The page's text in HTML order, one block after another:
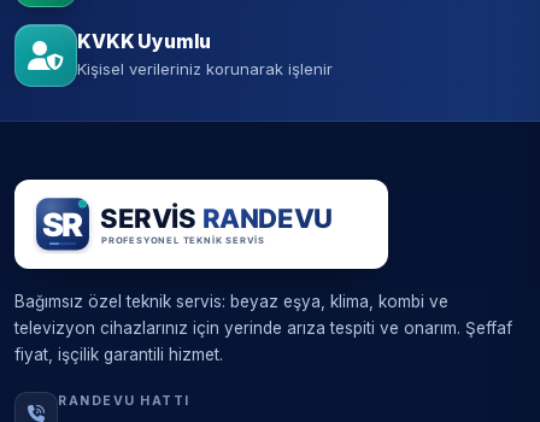
KVKK Uyumlu
Kişisel verileriniz korunarak işlenir
Bağımsız özel teknik servis: beyaz eşya, klima, kombi ve
televizyon cihazlarınız için yerinde arıza tespiti ve onarım. Şeffaf
fiyat, işçilik garantili hizmet.
RANDEVU HATTI